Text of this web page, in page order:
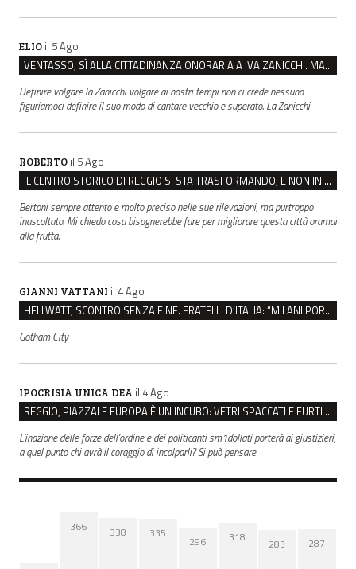
ELIO il 5 Ago
VENTASSO, SÌ ALLA CITTADINANZA ONORARIA A IVA ZANICCHI. MA BARGIACCHI: “È DI PESSIMO GUSTO”
Definire volgare la Zanicchi volgare ai nostri tempi non ci crede nessuno
figuriamoci definire il suo modo di cantare vecchio e superato. La Zanicchi
ROBERTO il 5 Ago
IL CENTRO STORICO DI REGGIO SI STA TRASFORMANDO, E NON IN MEGLIO
Bertoni sempre attento e molto preciso nelle sue rilevazioni, ma purtroppo
inascoltato. Mi chiedo cosa bisognerebbe fare per migliorare questa città oramai
alla frutta.
GIANNI VATTANI il 4 Ago
HELLWATT, SCONTRO SENZA FINE. FRATELLI D’ITALIA: “MILANI PORTA DOCUMENTI, DE FRANCO INSULTI”
Gotham City
IPOCRISIA UNICA DEA il 4 Ago
REGGIO, PIAZZALE EUROPA È UN INCUBO: VETRI SPACCATI E FURTI SULLE AUTO IN SOSTA
L'inazione delle forze dell'ordine e dei politicanti sm1dollati porterà ai giustizieri,
a quel punto chi avrà il coraggio di incolparli? Si può pensare
366 338 335
296 318 283 287